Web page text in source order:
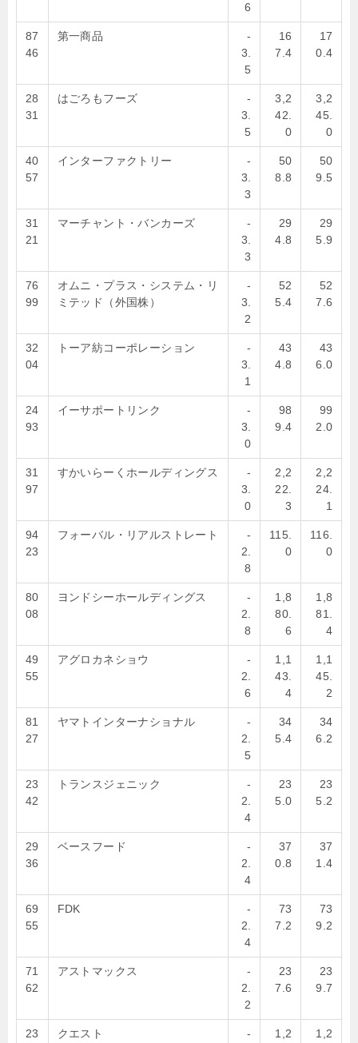
6
87
46
第一商品
-
3.
5
16
7.4
17
0.4
28
31
はごろもフーズ
-
3.
5
3,2
42.
0
3,2
45.
0
40
57
インターファクトリー
-
3.
3
50
8.8
50
9.5
31
21
マーチャント・バンカーズ
-
3.
3
29
4.8
29
5.9
76
99
オムニ・プラス・システム・リ
ミテッド（外国株）
-
3.
2
52
5.4
52
7.6
32
04
トーア紡コーポレーション
-
3.
1
43
4.8
43
6.0
24
93
イーサポートリンク
-
3.
0
98
9.4
99
2.0
31
97
すかいらーくホールディングス
-
3.
0
2,2
22.
3
2,2
24.
1
94
23
フォーバル・リアルストレート
-
2.
8
115.
0
116.
0
80
08
ヨンドシーホールディングス
-
2.
8
1,8
80.
6
1,8
81.
4
49
55
アグロカネショウ
-
2.
6
1,1
43.
4
1,1
45.
2
81
27
ヤマトインターナショナル
-
2.
5
34
5.4
34
6.2
23
42
トランスジェニック
-
2.
4
23
5.0
23
5.2
29
36
ベースフード
-
2.
4
37
0.8
37
1.4
69
55
FDK
-
2.
4
73
7.2
73
9.2
71
62
アストマックス
-
2.
2
23
7.6
23
9.7
23
クエスト
-
1,2
1,2